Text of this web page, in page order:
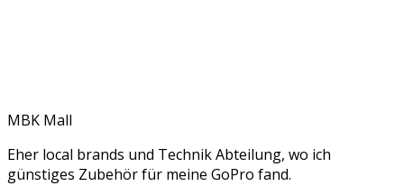
MBK Mall
Eher local brands und Technik Abteilung, wo ich
günstiges Zubehör für meine GoPro fand.